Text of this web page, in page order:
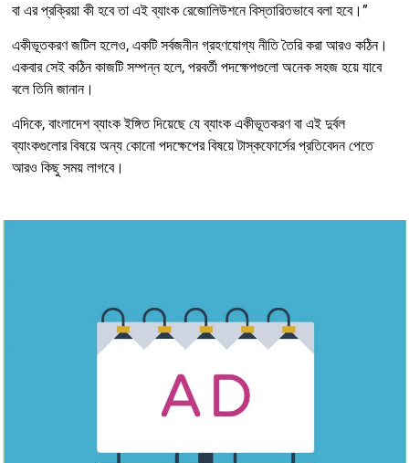
বা এর প্রক্রিয়া কী হবে তা এই ব্যাংক রেজোলিউশনে বিস্তারিতভাবে বলা হবে।”
একীভূতকরণ জটিল হলেও, একটি সর্বজনীন গ্রহণযোগ্য নীতি তৈরি করা আরও কঠিন।
একবার সেই কঠিন কাজটি সম্পন্ন হলে, পরবর্তী পদক্ষেপগুলো অনেক সহজ হয়ে যাবে
বলে তিনি জানান।
এদিকে, বাংলাদেশ ব্যাংক ইঙ্গিত দিয়েছে যে ব্যাংক একীভূতকরণ বা এই দুর্বল
ব্যাংকগুলোর বিষয়ে অন্য কোনো পদক্ষেপের বিষয়ে টাস্কফোর্সের প্রতিবেদন পেতে
আরও কিছু সময় লাগবে।